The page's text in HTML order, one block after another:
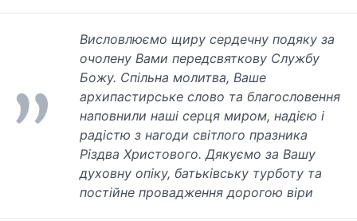
Висловлюємо щиру сердечну подяку за
очолену Вами передсвяткову Службу
Божу. Спільна молитва, Ваше
архипастирське слово та благословення
наповнили наші серця миром, надією і
радістю з нагоди світлого празника
Різдва Христового. Дякуємо за Вашу
духовну опіку, батьківську турботу та
постійне провадження дорогою віри